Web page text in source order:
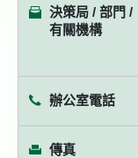
決策局 / 部門 /
有關機構
辦公室電話
傳真